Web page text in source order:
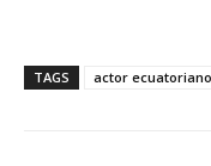
TAGS actor ecuatoriano